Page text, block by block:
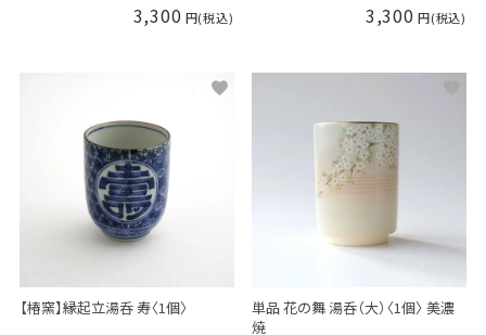
3,300 3,300
【椿窯】縁起立湯呑 寿〈1個〉
単品 花の舞 湯呑（大）〈1個〉 美濃
焼